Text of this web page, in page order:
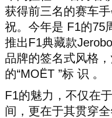
获得前三名的赛车
祝。今年是 F1的75
推出F1典藏款
品牌的签名式风格
的“MOËT ”标 识 。
F1的魅力，不仅在
间，更在于其贯穿